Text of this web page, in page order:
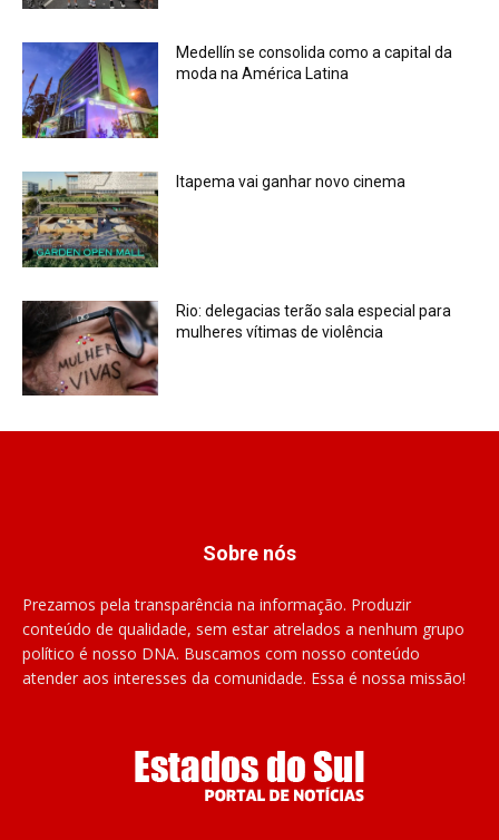
Medellín se consolida como a capital da
moda na América Latina
Itapema vai ganhar novo cinema
Rio: delegacias terão sala especial para
mulheres vítimas de violência
Sobre nós
Prezamos pela transparência na informação. Produzir
conteúdo de qualidade, sem estar atrelados a nenhum grupo
político é nosso DNA. Buscamos com nosso conteúdo
atender aos interesses da comunidade. Essa é nossa missão!